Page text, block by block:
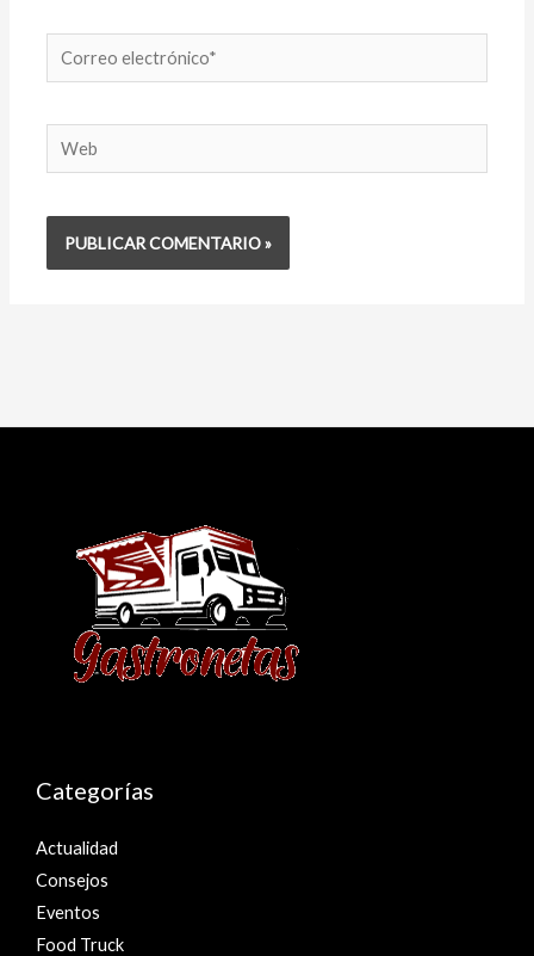
Correo
electrónico*
Web
Categorías
Actualidad
Consejos
Eventos
Food Truck